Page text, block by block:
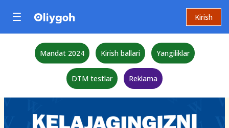
Kirish
Mandat 2024 Kirish ballari Yangiliklar
DTM testlar Reklama